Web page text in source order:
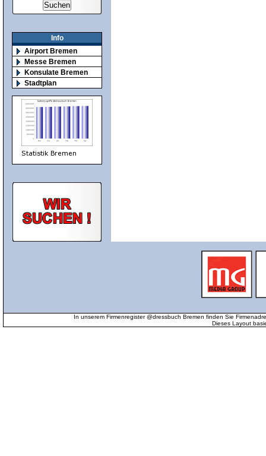
Info
Airport Bremen
Messe Bremen
Konsulate Bremen
Stadtplan
In unserem Firmenregister @dressbuch Bremen finden Sie
Dieses Layout